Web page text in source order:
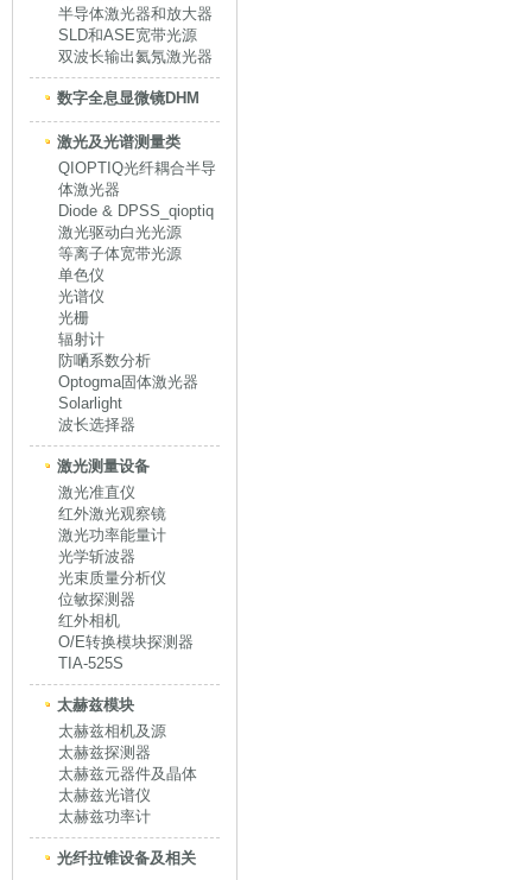
半导体激光器和放大器
SLD和ASE宽带光源
双波长输出氦氖激光器
数字全息显微镜DHM
激光及光谱测量类
QIOPTIQ光纤耦合半导
体激光器
Diode & DPSS_qioptiq
激光驱动白光光源
等离子体宽带光源
单色仪
光谱仪
光栅
辐射计
防嗮系数分析
Optogma固体激光器
Solarlight
波长选择器
激光测量设备
激光准直仪
红外激光观察镜
激光功率能量计
光学斩波器
光束质量分析仪
位敏探测器
红外相机
O/E转换模块探测器
TIA-525S
太赫兹模块
太赫兹相机及源
太赫兹探测器
太赫兹元器件及晶体
太赫兹光谱仪
太赫兹功率计
光纤拉锥设备及相关